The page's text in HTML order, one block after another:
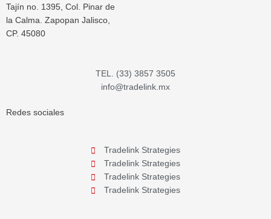
Tajín no. 1395, Col. Pinar de
la Calma. Zapopan Jalisco,
CP. 45080
TEL. (33) 3857 3505
info@tradelink.mx
Redes sociales
Tradelink Strategies
Tradelink Strategies
Tradelink Strategies
Tradelink Strategies